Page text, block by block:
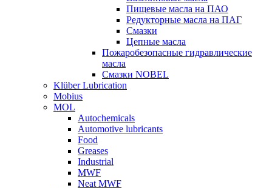
Пищевые масла на ПАО
Редукторные масла на ПАГ
Смазки
Цепные масла
Пожаробезопасные гидравлические
масла
Смазки NOBEL
Klüber Lubrication
Mobius
MOL
Autochemicals
Automotive lubricants
Food
Greases
Industrial
MWF
Neat MWF